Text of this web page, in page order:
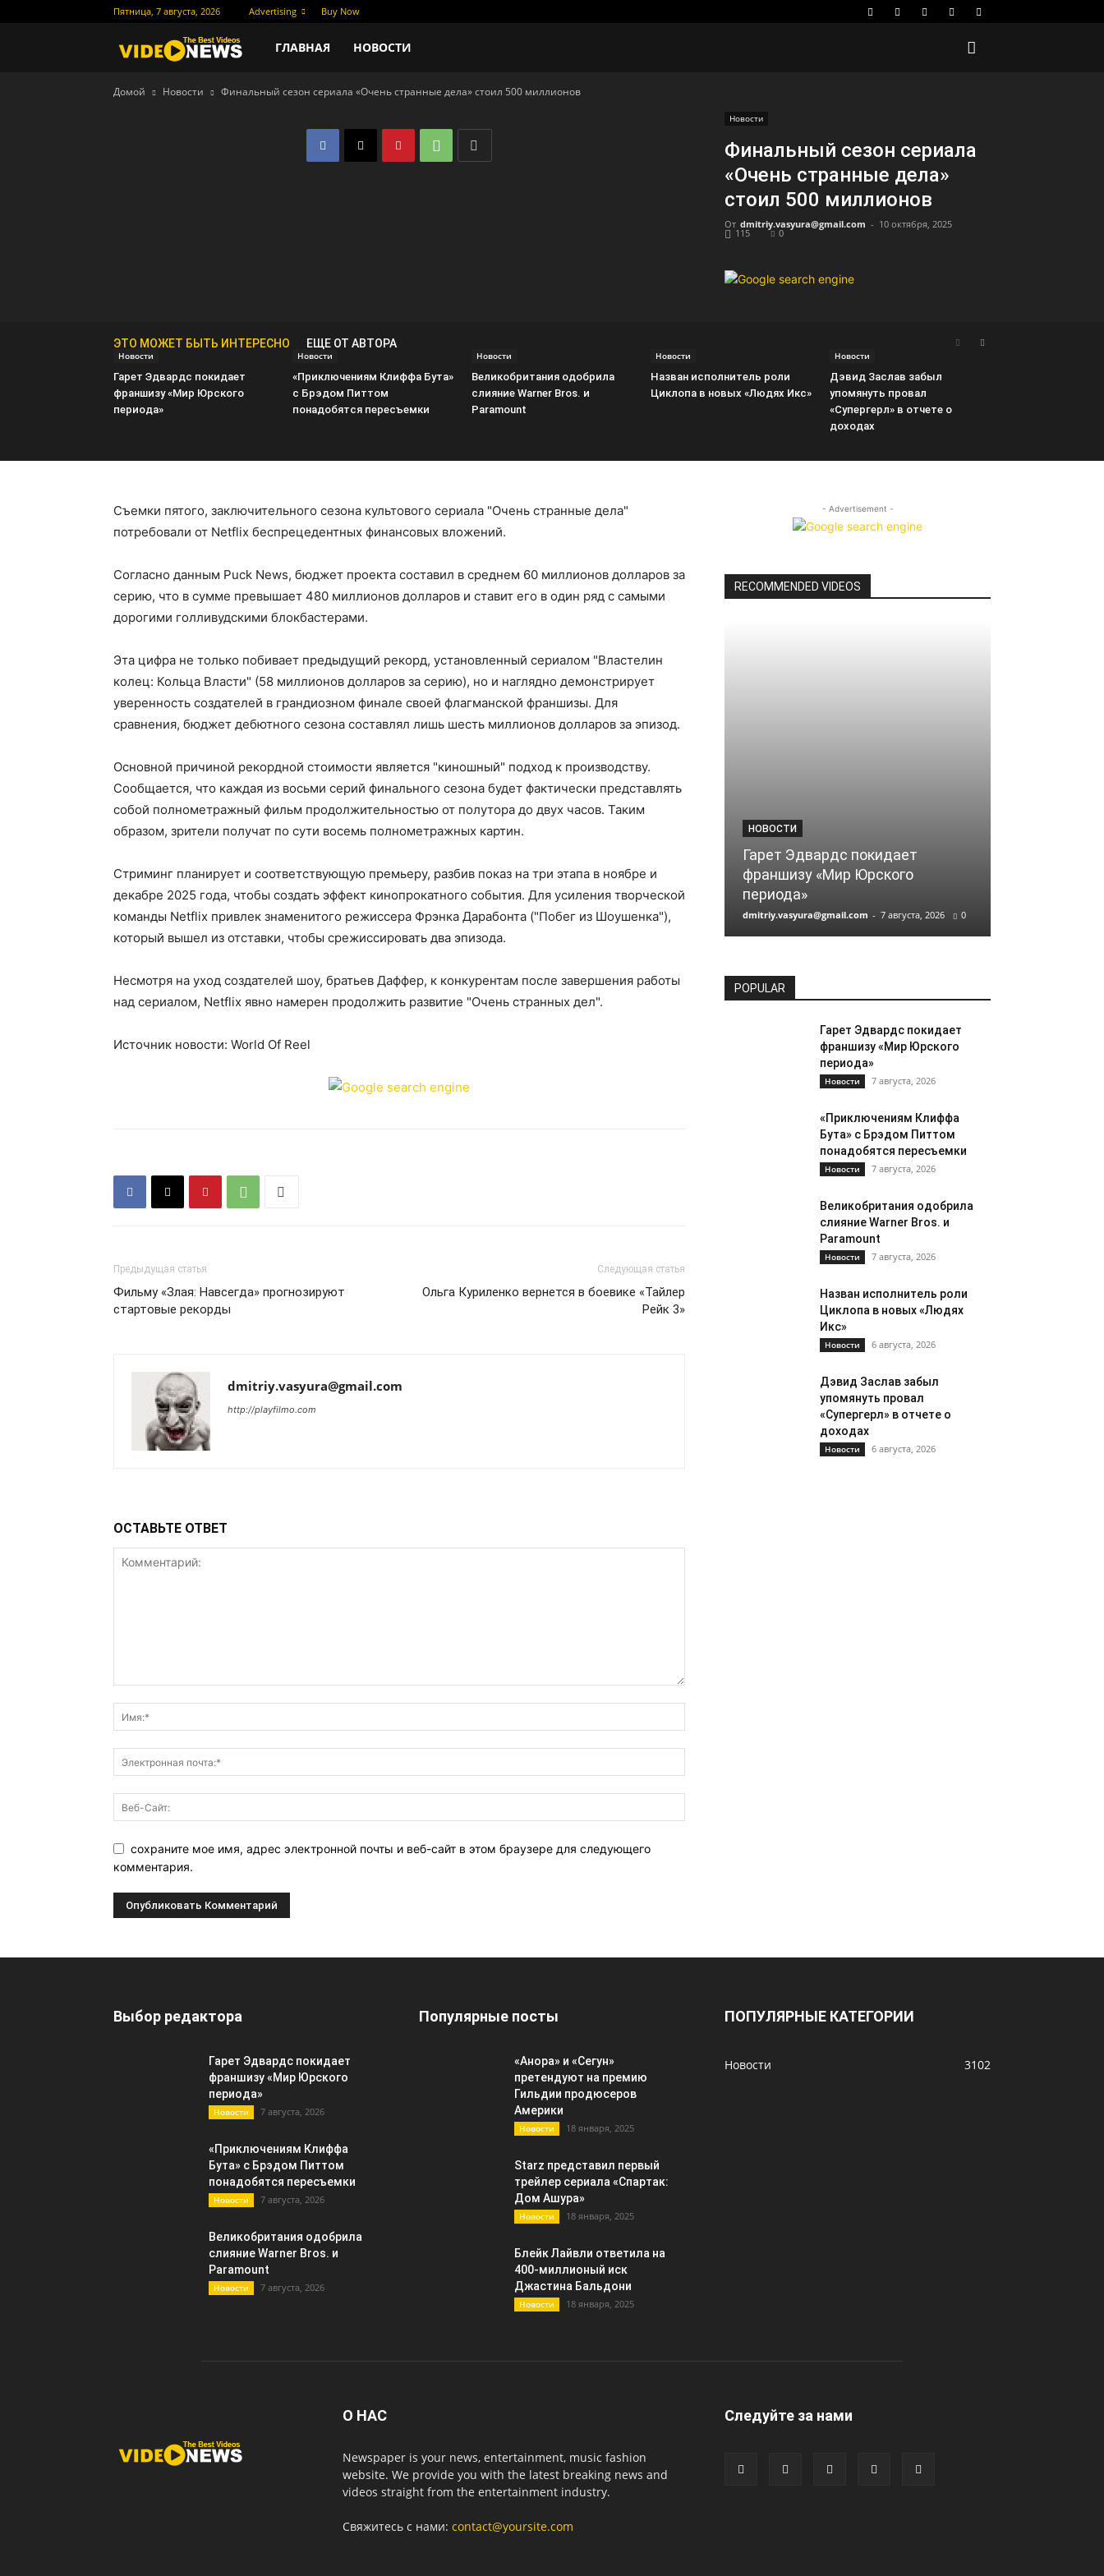
Пятница, 7 августа, 2026 Advertising Buy Now
Новости
кино
ГЛАВНАЯ НОВОСТИ
Домой Новости Финальный сезон сериала «Очень странные дела» стоил 500 миллионов
Новости
Финальный сезон сериала
«Очень странные дела»
стоил 500 миллионов
От dmitriy.vasyura@gmail.com - 10 октября, 2025
115 0
ЭТО МОЖЕТ БЫТЬ ИНТЕРЕСНО ЕЩЕ ОТ АВТОРА
Новости
Гарет Эдвардс покидает
франшизу «Мир Юрского
периода»
Новости
«Приключениям Клиффа Бута»
с Брэдом Питтом
понадобятся пересъемки
Новости
Великобритания одобрила
слияние Warner Bros. и
Paramount
Новости
Назван исполнитель роли
Циклопа в новых «Людях Икс»
Новости
Дэвид Заслав забыл
упомянуть провал
«Супергерл» в отчете о
доходах
Съемки пятого, заключительного сезона культового сериала "Очень странные дела"
потребовали от Netflix беспрецедентных финансовых вложений.
Согласно данным Puck News, бюджет проекта составил в среднем 60 миллионов долларов за
серию, что в сумме превышает 480 миллионов долларов и ставит его в один ряд с самыми
дорогими голливудскими блокбастерами.
Эта цифра не только побивает предыдущий рекорд, установленный сериалом "Властелин
колец: Кольца Власти" (58 миллионов долларов за серию), но и наглядно демонстрирует
уверенность создателей в грандиозном финале своей флагманской франшизы. Для
сравнения, бюджет дебютного сезона составлял лишь шесть миллионов долларов за эпизод.
Основной причиной рекордной стоимости является "киношный" подход к производству.
Сообщается, что каждая из восьми серий финального сезона будет фактически представлять
собой полнометражный фильм продолжительностью от полутора до двух часов. Таким
образом, зрители получат по сути восемь полнометражных картин.
Стриминг планирует и соответствующую премьеру, разбив показ на три этапа в ноябре и
декабре 2025 года, чтобы создать эффект кинопрокатного события. Для усиления творческой
команды Netflix привлек знаменитого режиссера Фрэнка Дарабонта ("Побег из Шоушенка"),
который вышел из отставки, чтобы срежиссировать два эпизода.
Несмотря на уход создателей шоу, братьев Даффер, к конкурентам после завершения работы
над сериалом, Netflix явно намерен продолжить развитие "Очень странных дел".
Источник новости: World Of Reel
Предыдущая статья
Фильму «Злая: Навсегда» прогнозируют
стартовые рекорды
Следующая статья
Ольга Куриленко вернется в боевике «Тайлер
Рейк 3»
dmitriy.vasyura@gmail.com
http://playfilmo.com
ОСТАВЬТЕ ОТВЕТ
сохраните мое имя, адрес электронной почты и веб-сайт в этом браузере для следующего
комментария.
- Advertisement -
RECOMMENDED VIDEOS
НОВОСТИ
Гарет Эдвардс покидает
франшизу «Мир Юрского
периода»
dmitriy.vasyura@gmail.com - 7 августа, 2026 0
POPULAR
Гарет Эдвардс покидает
франшизу «Мир Юрского
периода»
Новости 7 августа, 2026
«Приключениям Клиффа
Бута» с Брэдом Питтом
понадобятся пересъемки
Новости 7 августа, 2026
Великобритания одобрила
слияние Warner Bros. и
Paramount
Новости 7 августа, 2026
Назван исполнитель роли
Циклопа в новых «Людях
Икс»
Новости 6 августа, 2026
Дэвид Заслав забыл
упомянуть провал
«Супергерл» в отчете о
доходах
Новости 6 августа, 2026
Выбор редактора
Гарет Эдвардс покидает
франшизу «Мир Юрского
периода»
Новости 7 августа, 2026
«Приключениям Клиффа
Бута» с Брэдом Питтом
понадобятся пересъемки
Новости 7 августа, 2026
Великобритания одобрила
слияние Warner Bros. и
Paramount
Новости 7 августа, 2026
Популярные посты
«Анора» и «Сегун»
претендуют на премию
Гильдии продюсеров
Америки
Новости 18 января, 2025
Starz представил первый
трейлер сериала «Спартак:
Дом Ашура»
Новости 18 января, 2025
Блейк Лайвли ответила на
400-миллионый иск
Джастина Бальдони
Новости 18 января, 2025
ПОПУЛЯРНЫЕ КАТЕГОРИИ
Новости 3102
О НАС
Newspaper is your news, entertainment, music fashion
website. We provide you with the latest breaking news and
videos straight from the entertainment industry.
Свяжитесь с нами: contact@yoursite.com
Следуйте за нами